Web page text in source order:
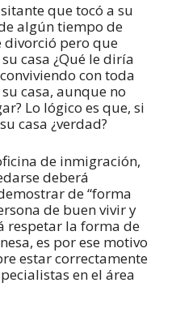
que tocó a su
algún tiempo de
divorció pero que
casa ¿Qué le diría
con toda
casa, aunque no
Lo lógico es que, si
casa ¿verdad?
de inmigración,
deberá
de “forma
de buen vivir y
respetar la forma de
es por ese motivo
estar correctamente
en el área